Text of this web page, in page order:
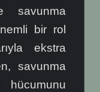
savunma
bir rol
ekstra
savunma
hücumunu